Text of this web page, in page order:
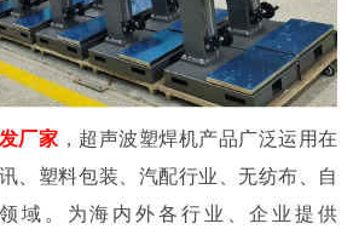
厂家 ，超声波塑焊机产品广泛运用在
、塑料包装、汽配行业、无纺布、自
域。为海内外各行业、企业提供